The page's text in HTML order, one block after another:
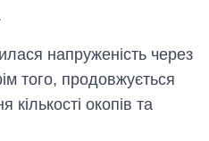
напруженість через
того, продовжується
окопів та